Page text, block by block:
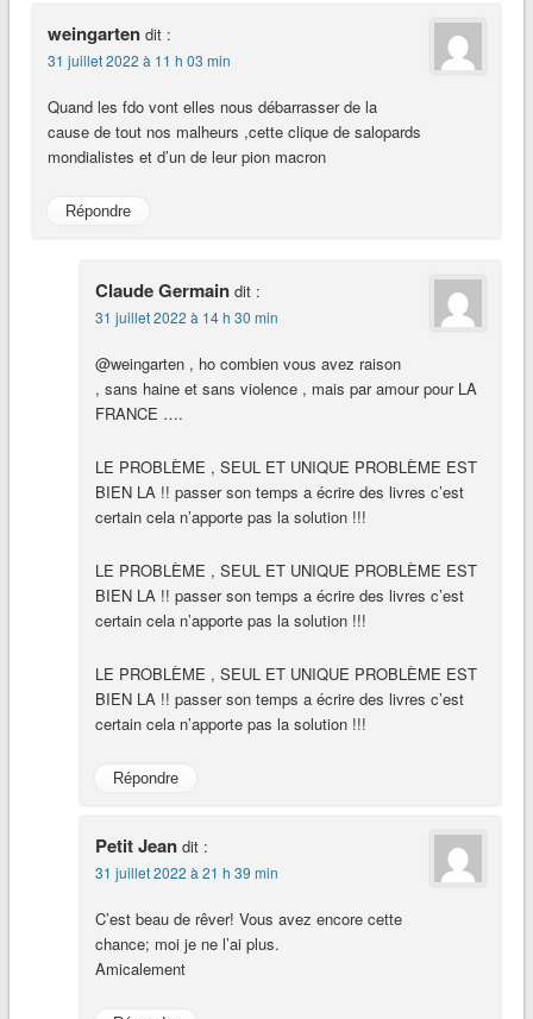
weingarten dit :
31 juillet 2022 à 11 h 03 min
Quand les fdo vont elles nous débarrasser de la
cause de tout nos malheurs ,cette clique de salopards
mondialistes et d’un de leur pion macron
Répondre
Claude Germain dit :
31 juillet 2022 à 14 h 30 min
@weingarten , ho combien vous avez raison
, sans haine et sans violence , mais par amour pour LA
FRANCE ….
LE PROBLÈME , SEUL ET UNIQUE PROBLÈME EST
BIEN LA !! passer son temps a écrire des livres c’est
certain cela n’apporte pas la solution !!!
LE PROBLÈME , SEUL ET UNIQUE PROBLÈME EST
BIEN LA !! passer son temps a écrire des livres c’est
certain cela n’apporte pas la solution !!!
LE PROBLÈME , SEUL ET UNIQUE PROBLÈME EST
BIEN LA !! passer son temps a écrire des livres c’est
certain cela n’apporte pas la solution !!!
Répondre
Petit Jean dit :
31 juillet 2022 à 21 h 39 min
C’est beau de rêver! Vous avez encore cette
chance; moi je ne l’ai plus.
Amicalement